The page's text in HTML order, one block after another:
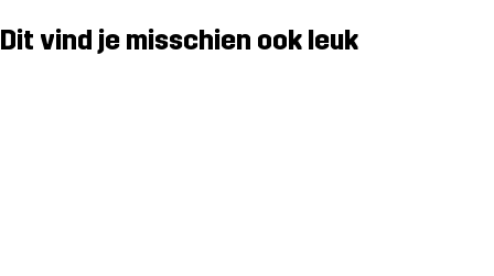
Dit vind je misschien ook leuk